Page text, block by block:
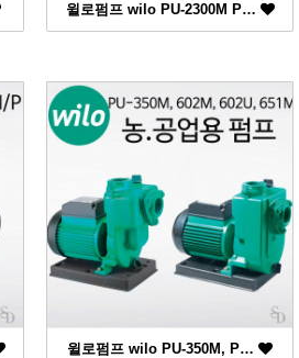
윌로펌프 wilo PU-2300M P…
윌로펌프 wilo PU-350M, P…